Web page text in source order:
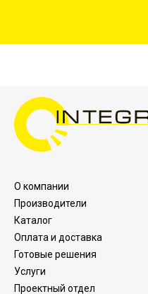
О компании
Производители
Каталог
Оплата и доставка
Готовые решения
Услуги
Проектный отдел